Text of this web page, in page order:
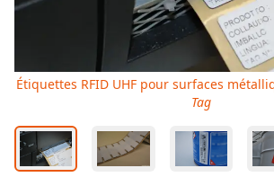
Étiquettes RFID UHF pour surfaces
Tag